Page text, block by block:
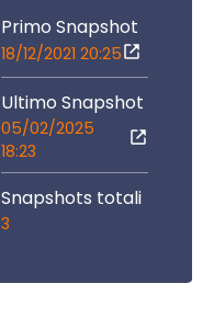
Primo Snapshot
18/12/2021 20:25
Ultimo Snapshot
05/02/2025
18:23
Snapshots totali
3